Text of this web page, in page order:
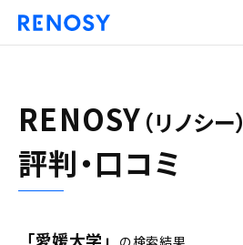
RENOSY （リノシー）
評判・口コミ
「愛媛大学」 の検索結果